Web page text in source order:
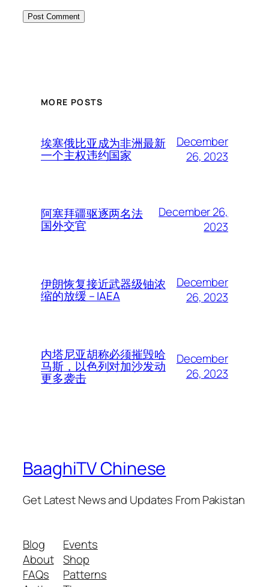
MORE POSTS
埃塞俄比亚成为非洲最新
一个主权违约国家
December
26, 2023
阿塞拜疆驱逐两名法
国外交官
December 26,
2023
伊朗恢复接近武器级铀浓
缩的放缓 – IAEA
December
26, 2023
内塔尼亚胡称必须摧毁哈
马斯，以色列对加沙发动
更多袭击
December
26, 2023
BaaghiTV Chinese
Get Latest News and Updates From Pakistan
Blog
About
FAQs
Events
Shop
Patterns